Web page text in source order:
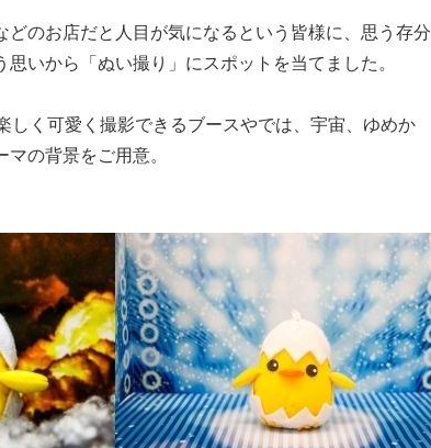
どのお店だと人目が気になるという皆様に、思う存分
いから「ぬい撮り」にスポットを当てました。
しく可愛く撮影できるブースやでは、宇宙、ゆめか
の背景をご用意。